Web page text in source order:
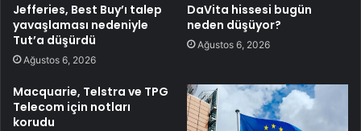
Jefferies, Best Buy’ı talep
yavaşlaması nedeniyle
Tut’a düşürdü
Ağustos 6, 2026
DaVita hissesi bugün
neden düşüyor?
Ağustos 6, 2026
Macquarie, Telstra ve TPG
Telecom için notları
korudu